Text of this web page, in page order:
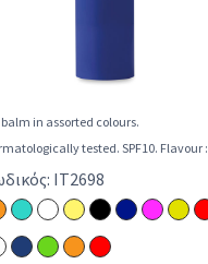
in assorted colours.
tested. SPF10. Flavour :
IT2698